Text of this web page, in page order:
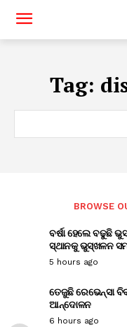
Tag:
BROWSE
ବର୍ଷା ହେଲେ ବଢୁଛି
ସ୍ଥାନକୁ ଭୁସ୍ଖଳନ
5 hours ago
ତେଜୁଛି ରେଭେନ୍ସା
ଆନ୍ଦୋଳନ
6 hours ago